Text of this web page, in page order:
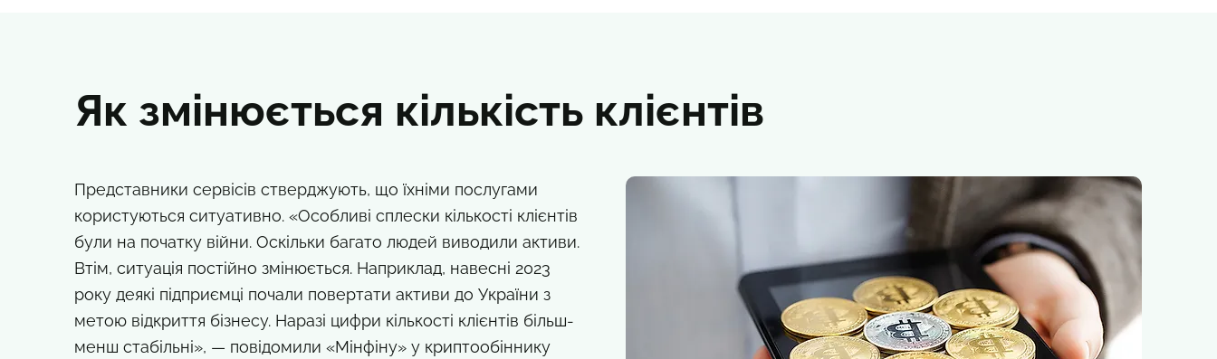
Як змінюється кількість клієнтів
Представники сервісів стверджують, що їхніми послугами
користуються ситуативно. «Особливі сплески кількості клієнтів
були на початку війни. Оскільки багато людей виводили активи.
Втім, ситуація постійно змінюється. Наприклад, навесні 2023
року деякі підприємці почали повертати активи до України з
метою відкриття бізнесу. Наразі цифри кількості клієнтів більш-
менш стабільні», — повідомили «Мінфіну» у криптообіннику